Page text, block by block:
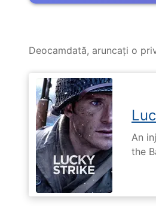
Deocamdată, aruncați o
An
the